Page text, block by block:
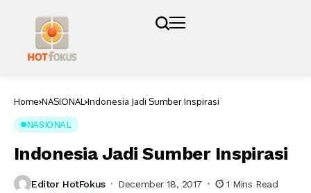
Home NASIONAL Indonesia Jadi Sumber Inspirasi
NASIONAL
Indonesia Jadi Sumber Inspirasi
Editor HotFokus December 18, 2017 1 Mins Read